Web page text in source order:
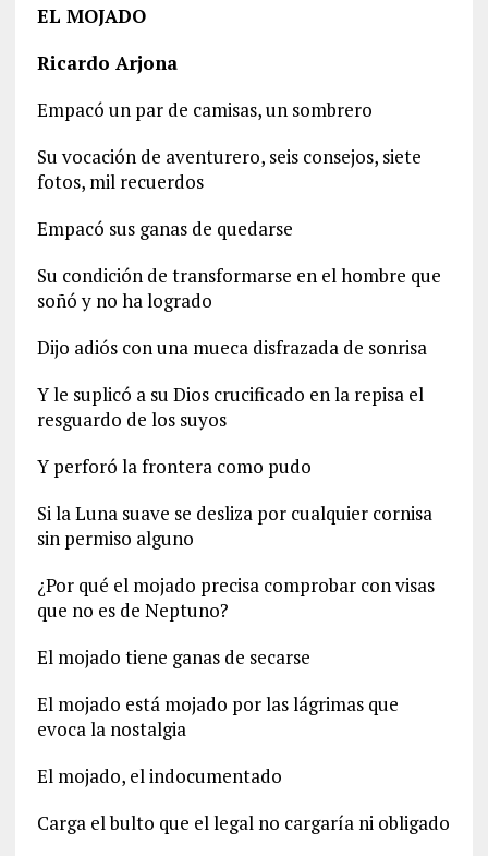
EL MOJADO
Ricardo Arjona
Empacó un par de camisas, un sombrero
Su vocación de aventurero, seis consejos, siete
fotos, mil recuerdos
Empacó sus ganas de quedarse
Su condición de transformarse en el hombre que
soñó y no ha logrado
Dijo adiós con una mueca disfrazada de sonrisa
Y le suplicó a su Dios crucificado en la repisa el
resguardo de los suyos
Y perforó la frontera como pudo
Si la Luna suave se desliza por cualquier cornisa
sin permiso alguno
¿Por qué el mojado precisa comprobar con visas
que no es de Neptuno?
El mojado tiene ganas de secarse
El mojado está mojado por las lágrimas que
evoca la nostalgia
El mojado, el indocumentado
Carga el bulto que el legal no cargaría ni obligado